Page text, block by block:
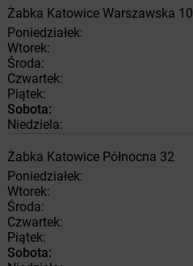
Żabka Katowice Warszawska 10
Poniedziałek:
Wtorek:
Środa:
Czwartek:
Piątek:
Sobota:
Niedziela:
Żabka Katowice Północna 32
Poniedziałek:
Wtorek:
Środa:
Czwartek:
Piątek:
Sobota: